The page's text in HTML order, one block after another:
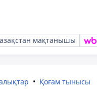
мақтанышы
Қоғам тынысы